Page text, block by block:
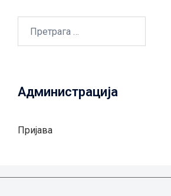
Администрација
Пријава